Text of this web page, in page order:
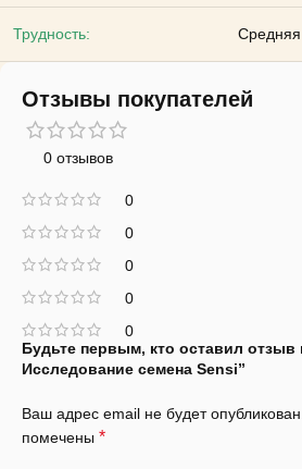
Трудность:
Отзывы покупателей
0 отзывов
0
0
0
0
0
Будьте первым, кто оставил
Исследование семена Sensi”
Ваш адрес email не будет опубликован.
помечены *